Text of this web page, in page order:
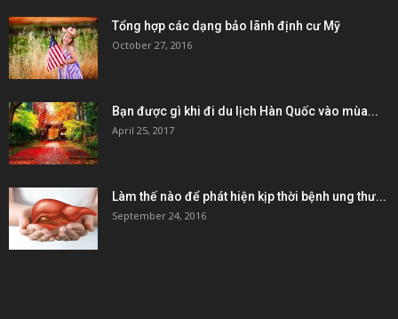
Tổng hợp các dạng bảo lãnh định cư Mỹ
October 27, 2016
Bạn được gì khi đi du lịch Hàn Quốc vào mùa...
April 25, 2017
Làm thế nào để phát hiện kịp thời bệnh ung thư...
September 24, 2016